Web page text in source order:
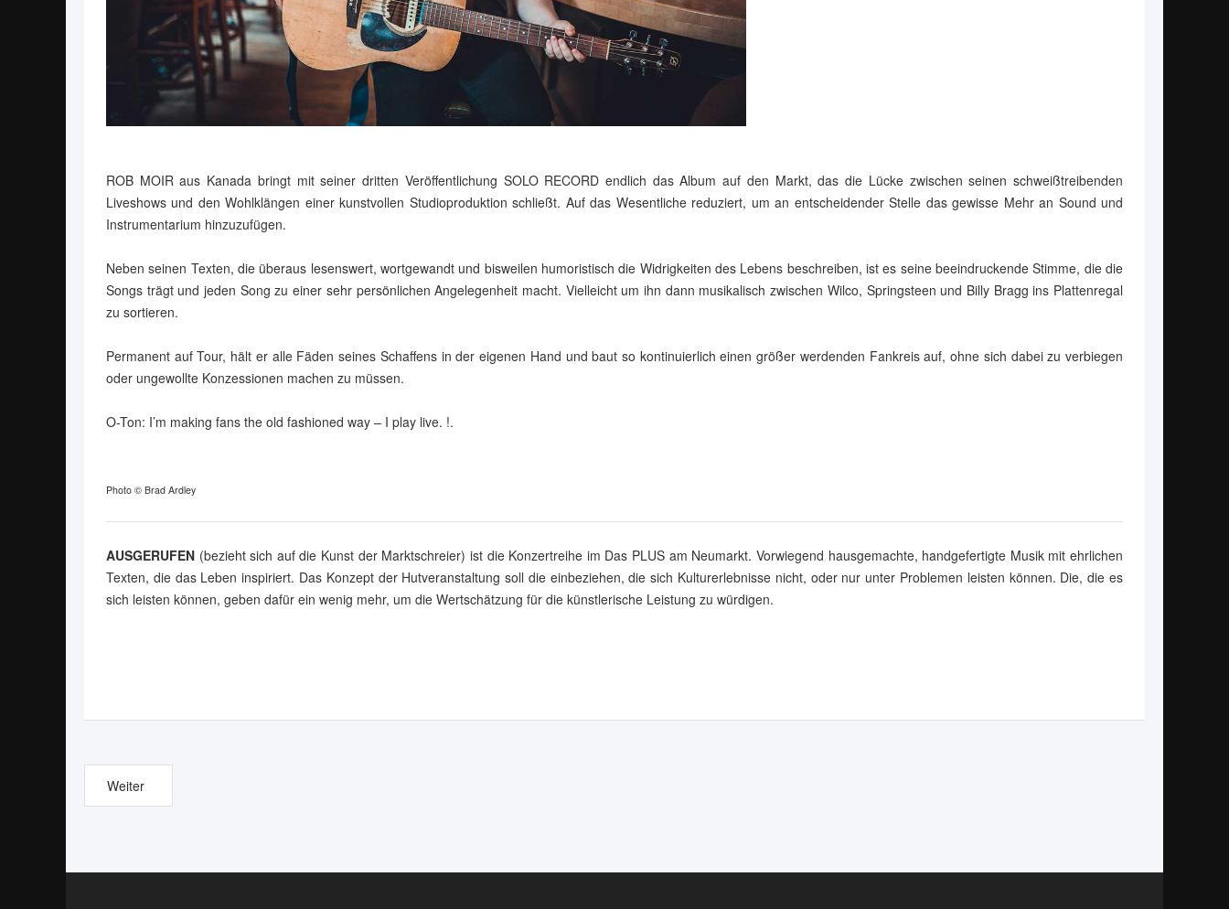
ROB MOIR aus Kanada bringt mit seiner dritten Veröffentlichung SOLO RECORD endlich das Album auf den Markt, das die Lücke zwischen seinen schweißtreibenden
Liveshows und den Wohlklängen einer kunstvollen Studioproduktion schließt. Auf das Wesentliche reduziert, um an entscheidender Stelle das gewisse Mehr an Sound und
Instrumentarium hinzuzufügen.
Neben seinen Texten, die überaus lesenswert, wortgewandt und bisweilen humoristisch die Widrigkeiten des Lebens beschreiben, ist es seine beeindruckende Stimme, die die
Songs trägt und jeden Song zu einer sehr persönlichen Angelegenheit macht. Vielleicht um ihn dann musikalisch zwischen Wilco, Springsteen und Billy Bragg ins Plattenregal
zu sortieren.
Permanent auf Tour, hält er alle Fäden seines Schaffens in der eigenen Hand und baut so kontinuierlich einen größer werdenden Fankreis auf, ohne sich dabei zu verbiegen
oder ungewollte Konzessionen machen zu müssen.
O-Ton: I’m making fans the old fashioned way – I play live. !.
Photo © Brad Ardley
AUSGERUFEN (bezieht sich auf die Kunst der Marktschreier) ist die Konzertreihe im Das PLUS am Neumarkt. Vorwiegend hausgemachte, handgefertigte Musik mit ehrlichen
Texten, die das Leben inspiriert. Das Konzept der Hutveranstaltung soll die einbeziehen, die sich Kulturerlebnisse nicht, oder nur unter Problemen leisten können. Die, die es
sich leisten können, geben dafür ein wenig mehr, um die Wertschätzung für die künstlerische Leistung zu würdigen.
Weiter